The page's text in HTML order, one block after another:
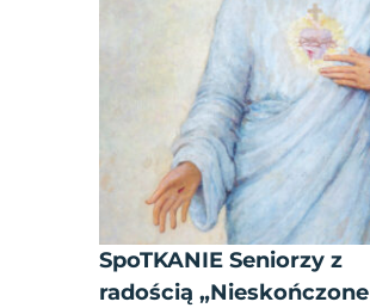
SpoTKANIE Seniorzy z
radością „Nieskończone